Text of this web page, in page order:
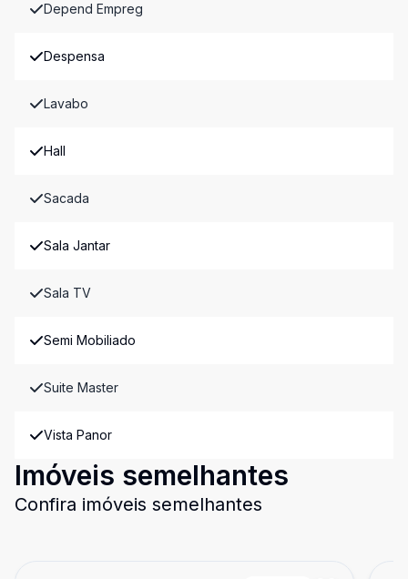
Depend Empreg
Despensa
Lavabo
Hall
Sacada
Sala Jantar
Sala TV
Semi Mobiliado
Suite Master
Vista Panor
Imóveis semelhantes
Confira imóveis semelhantes